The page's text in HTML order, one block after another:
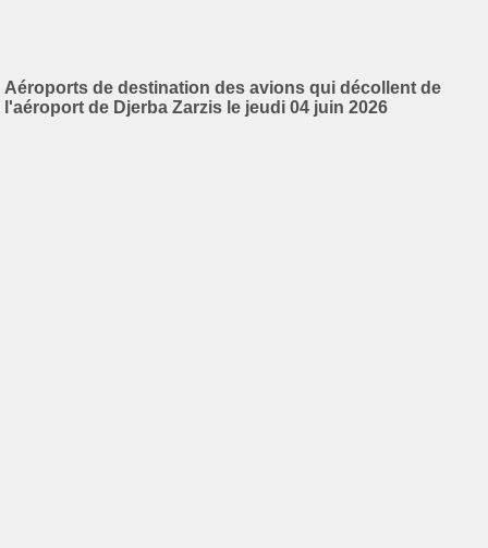
Aéroports de destination des avions qui décollent de
l'aéroport de Djerba Zarzis le jeudi 04 juin 2026